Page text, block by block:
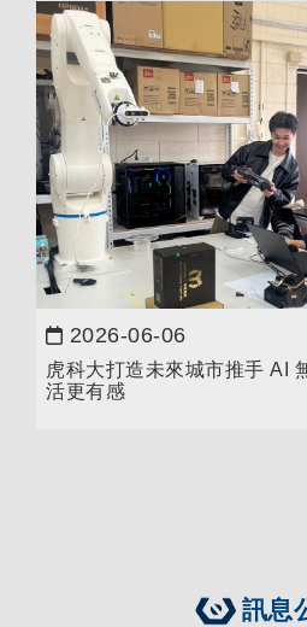
日期：
2026-06-06
虎科大打造未來城市推手 AI
活更有感
訊息